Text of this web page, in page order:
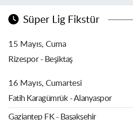
Süper Lig Fikstür
15 Mayıs, Cuma
Rizespor - Beşiktaş
16 Mayıs, Cumartesi
Fatih Karagümrük - Alanyaspor
Gaziantep FK - Başakşehir